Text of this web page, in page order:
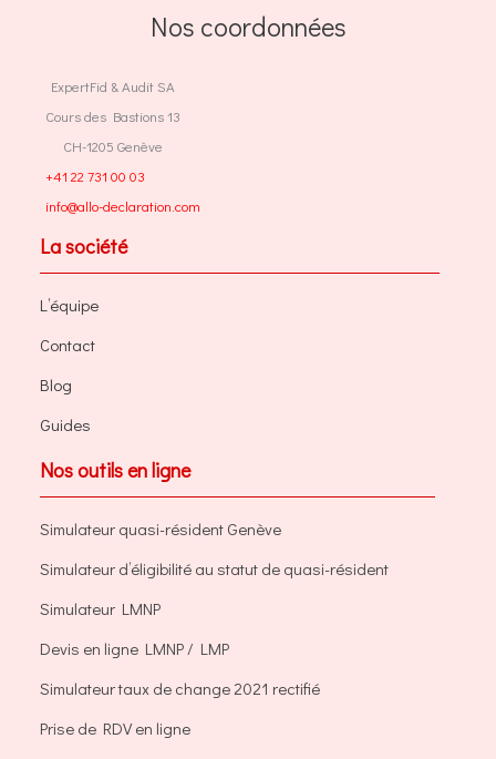
Nos coordonnées
ExpertFid & Audit SA
Cours des Bastions 13
CH-1205 Genève
+41 22 731 00 03
info@allo-declaration.com
La société
L’équipe
Contact
Blog
Guides
Nos outils en ligne
Simulateur quasi-résident Genève
Simulateur d’éligibilité au statut de quasi-résident
Simulateur LMNP
Devis en ligne LMNP / LMP
Simulateur taux de change 2021 rectifié
Prise de RDV en ligne